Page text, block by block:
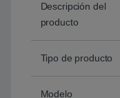
Descripción del
producto
Tipo de producto
Modelo